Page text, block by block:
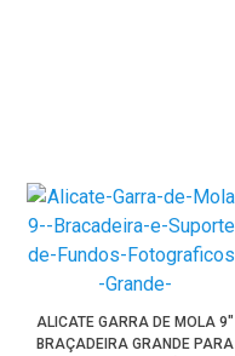
ALICATE GARRA DE MOLA 9"
BRAÇADEIRA GRANDE PARA